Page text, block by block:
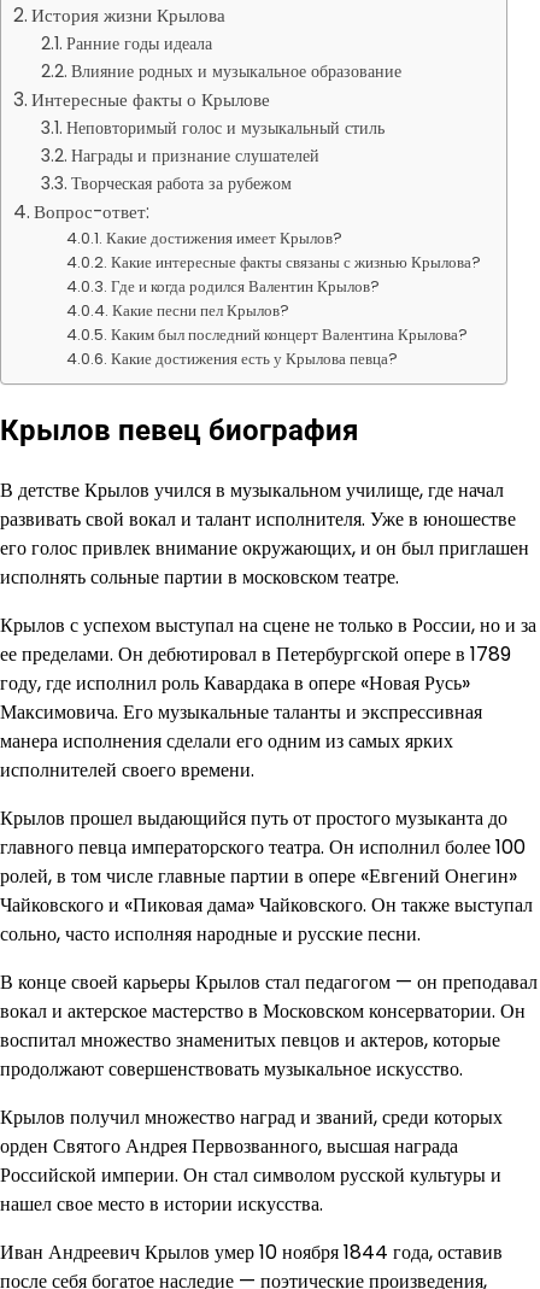
История жизни Крылова
Ранние годы идеала
Влияние родных и музыкальное образование
Интересные факты о Крылове
Неповторимый голос и музыкальный стиль
Награды и признание слушателей
Творческая работа за рубежом
Вопрос-ответ:
Какие достижения имеет Крылов?
Какие интересные факты связаны с жизнью Крылова?
Где и когда родился Валентин Крылов?
Какие песни пел Крылов?
Каким был последний концерт Валентина Крылова?
Какие достижения есть у Крылова певца?
Крылов певец биография
В детстве Крылов учился в музыкальном училище, где начал
развивать свой вокал и талант исполнителя. Уже в юношестве
его голос привлек внимание окружающих, и он был приглашен
исполнять сольные партии в московском театре.
Крылов с успехом выступал на сцене не только в России, но и за
ее пределами. Он дебютировал в Петербургской опере в 1789
году, где исполнил роль Кавардака в опере «Новая Русь»
Максимовича. Его музыкальные таланты и экспрессивная
манера исполнения сделали его одним из самых ярких
исполнителей своего времени.
Крылов прошел выдающийся путь от простого музыканта до
главного певца императорского театра. Он исполнил более 100
ролей, в том числе главные партии в опере «Евгений Онегин»
Чайковского и «Пиковая дама» Чайковского. Он также выступал
сольно, часто исполняя народные и русские песни.
В конце своей карьеры Крылов стал педагогом — он преподавал
вокал и актерское мастерство в Московском консерватории. Он
воспитал множество знаменитых певцов и актеров, которые
продолжают совершенствовать музыкальное искусство.
Крылов получил множество наград и званий, среди которых
орден Святого Андрея Первозванного, высшая награда
Российской империи. Он стал символом русской культуры и
нашел свое место в истории искусства.
Иван Андреевич Крылов умер 10 ноября 1844 года, оставив
после себя богатое наследие — поэтические произведения,